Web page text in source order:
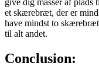
et skærebræt, der er
have mindst to
til alt andet.
Conclusion: